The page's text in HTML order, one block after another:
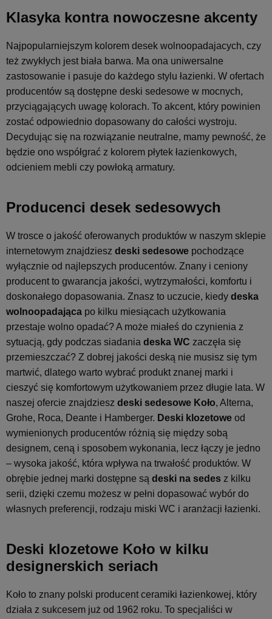
Klasyka kontra nowoczesne akcenty
Najpopularniejszym kolorem desek wolnoopadajacych, czy
też zwykłych jest biała barwa. Ma ona uniwersalne
zastosowanie i pasuje do każdego stylu łazienki. W ofertach
producentów są dostępne deski sedesowe w mocnych,
przyciągających uwagę kolorach. To akcent, który powinien
zostać odpowiednio dopasowany do całości wystroju.
Decydując się na rozwiązanie neutralne, mamy pewność, że
będzie ono współgrać z kolorem płytek łazienkowych,
odcieniem mebli czy powłoką armatury.
Producenci desek sedesowych
W trosce o jakość oferowanych produktów w naszym sklepie
internetowym znajdziesz deski sedesowe pochodzące
wyłącznie od najlepszych producentów. Znany i ceniony
producent to gwarancja jakości, wytrzymałości, komfortu i
doskonałego dopasowania. Znasz to uczucie, kiedy deska
wolnoopadająca po kilku miesiącach użytkowania
przestaje wolno opadać? A może miałeś do czynienia z
sytuacją, gdy podczas siadania deska WC zaczęła się
przemieszczać? Z dobrej jakości deską nie musisz się tym
martwić, dlatego warto wybrać produkt znanej marki i
cieszyć się komfortowym użytkowaniem przez długie lata. W
naszej ofercie znajdziesz deski sedesowe Koło, Alterna,
Grohe, Roca, Deante i Hamberger. Deski klozetowe od
wymienionych producentów różnią się między sobą
designem, ceną i sposobem wykonania, lecz łączy je jedno
– wysoka jakość, która wpływa na trwałość produktów. W
obrębie jednej marki dostępne są deski na sedes z kilku
serii, dzięki czemu możesz w pełni dopasować wybór do
własnych preferencji, rodzaju miski WC i aranżacji łazienki.
Deski klozetowe Koło w kilku
designerskich seriach
Koło to znany polski producent ceramiki łazienkowej, który
działa z sukcesem już od 1962 roku. To specjaliści w